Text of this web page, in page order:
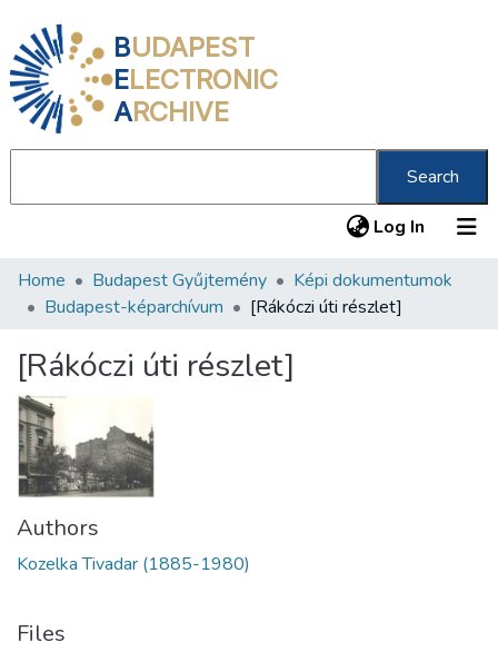
BUDAPEST
ELECTRONIC
ARCHIVE
Search
Log In (current)
Communities & Collections
Statistics
About us
Home Budapest Gyűjtemény
Képi dokumentumok
Budapest-képarchívum
[Rákóczi úti részlet]
[Rákóczi úti részlet]
Authors
Kozelka Tivadar (1885-1980)
Files